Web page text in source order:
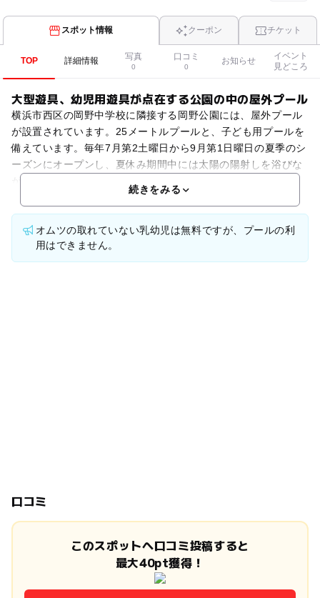
スポット情報 クーポン チケット
TOP 詳細情報 写真
0
口コミ
0
お知らせ
イベント
見どころ
大型遊具、幼児用遊具が点在する公園の中の屋外プール
横浜市西区の岡野中学校に隣接する岡野公園には、屋外プール
が設置されています。25メートルプールと、子ども用プールを
備えています。毎年7月第2土曜日から9月第1日曜日の夏季のシ
ーズンにオープンし、夏休み期間中には太陽の陽射しを浴びな
続きをみる
オムツの取れていない乳幼児は無料ですが、プールの利
用はできません。
口コミ
このスポットへ口コミ投稿すると
最大40pt獲得！